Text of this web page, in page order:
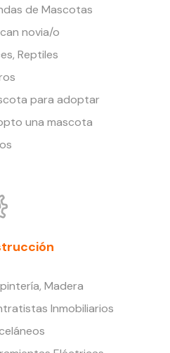
de Mascotas
novia/o
Reptiles
para adoptar
una mascota
Madera
Inmobiliarios